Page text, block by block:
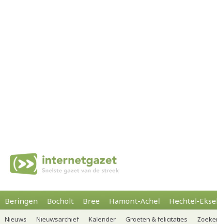
Beringen Bocholt Bree Hamont-Achel Hechtel-
Nieuws Nieuwsarchief Kalender Groeten & felicitaties